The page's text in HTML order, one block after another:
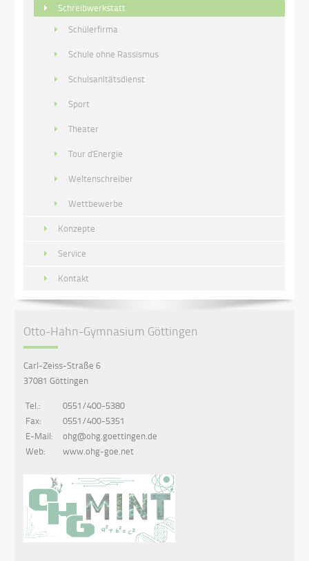
Schreibwerkstatt
Schülerfirma
Schule ohne Rassismus
Schulsanitätsdienst
Sport
Theater
Tour d'Energie
Weltenschreiber
Wettbewerbe
Konzepte
Service
Kontakt
Otto-Hahn-Gymnasium Göttingen
Carl-Zeiss-Straße 6
37081 Göttingen
Tel.:
0551/400-5380
Fax:
0551/400-5351
E-Mail:
ohg@ohg.goettingen.de
Web:
www.ohg-goe.net